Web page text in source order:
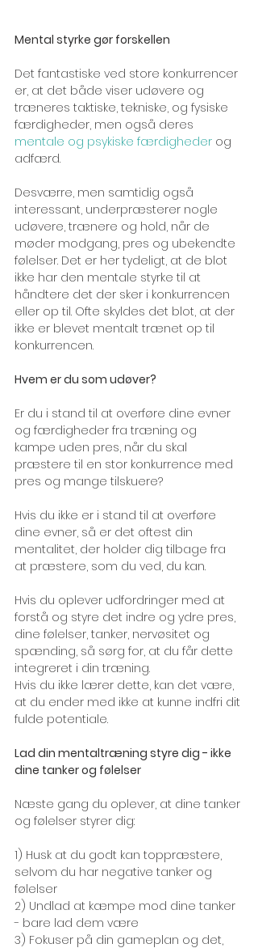
Mental styrke gør forskellen
Det fantastiske ved store konkurrencer
er, at det både viser udøvere og
træneres taktiske, tekniske, og fysiske
færdigheder, men også deres
mentale og psykiske færdigheder og
adfærd.
Desværre, men samtidig også
interessant, underpræsterer nogle
udøvere, trænere og hold, når de
møder modgang, pres og ubekendte
følelser. Det er her tydeligt, at de blot
ikke har den mentale styrke til at
håndtere det der sker i konkurrencen
eller op til. Ofte skyldes det blot, at der
ikke er blevet mentalt trænet op til
konkurrencen.
Hvem er du som udøver?
Er du i stand til at overføre dine evner
og færdigheder fra træning og
kampe uden pres, når du skal
præstere til en stor konkurrence med
pres og mange tilskuere?
Hvis du ikke er i stand til at overføre
dine evner, så er det oftest din
mentalitet, der holder dig tilbage fra
at præstere, som du ved, du kan.
Hvis du oplever udfordringer med at
forstå og styre det indre og ydre pres,
dine følelser, tanker, nervøsitet og
spænding, så sørg for, at du får dette
integreret i din træning.
Hvis du ikke lærer dette, kan det være,
at du ender med ikke at kunne indfri dit
fulde potentiale.
Lad din mentaltræning styre dig - ikke
dine tanker og følelser
Næste gang du oplever, at dine tanker
og følelser styrer dig:
1) Husk at du godt kan toppræstere,
selvom du har negative tanker og
følelser
2) Undlad at kæmpe mod dine tanker
- bare lad dem være
3) Fokuser på din gameplan og det,